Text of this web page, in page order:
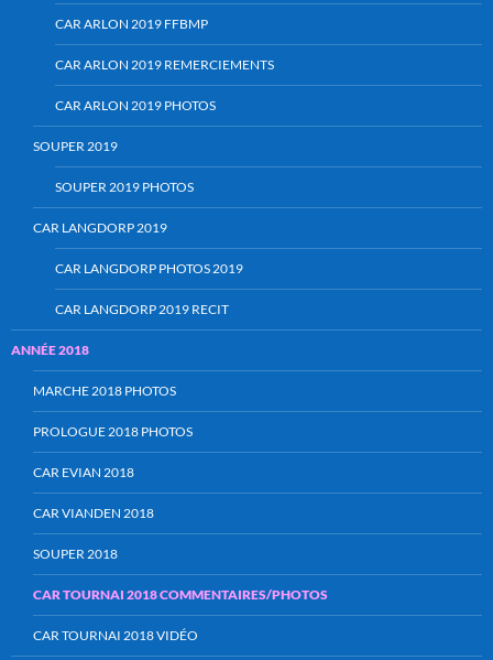
CAR ARLON 2019 FFBMP
CAR ARLON 2019 REMERCIEMENTS
CAR ARLON 2019 PHOTOS
SOUPER 2019
SOUPER 2019 PHOTOS
CAR LANGDORP 2019
CAR LANGDORP PHOTOS 2019
CAR LANGDORP 2019 RECIT
ANNÉE 2018
MARCHE 2018 PHOTOS
PROLOGUE 2018 PHOTOS
CAR EVIAN 2018
CAR VIANDEN 2018
SOUPER 2018
CAR TOURNAI 2018 COMMENTAIRES/PHOTOS
CAR TOURNAI 2018 VIDÉO